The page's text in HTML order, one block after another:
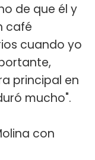
de que él y
café
cuando yo
principal en
mucho".
con